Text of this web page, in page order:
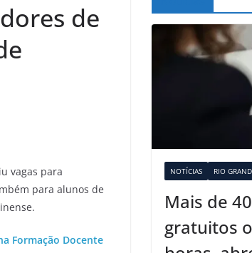
de
vagas para
para alunos de
Formação Docente
NOTÍCIAS RIO
Mais de
gratuitos